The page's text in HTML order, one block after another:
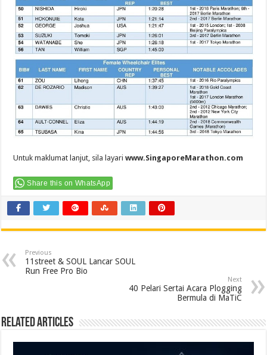
Untuk maklumat lanjut, sila layari www.SingaporeMarathon.com
Share this on WhatsApp
Previous
11street & SOUL Lancar SOUL
Run Free Pro Bio
Next
40 Pelari Sertai Acara Plogging
Bermula di MaTiC
Related Articles